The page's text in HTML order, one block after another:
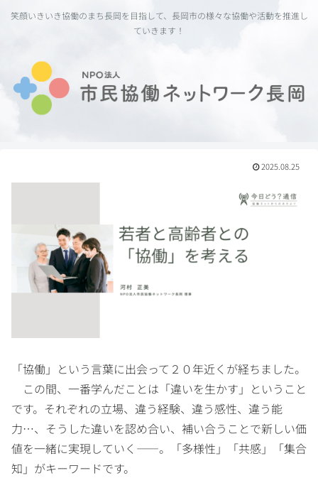
笑顔いきいき協働のまち長岡を目指して、長岡市の様々な協働や活動を推進し
ていきます！
2025.08.25
「協働」という言葉に出会って２０年近くが経ちました。
この間、一番学んだことは「違いを生かす」ということ
です。それぞれの立場、違う経験、違う感性、違う能
力…、そうした違いを認め合い、補い合うことで新しい価
値を一緒に実現していく――。「多様性」「共感」「集合
知」がキーワードです。